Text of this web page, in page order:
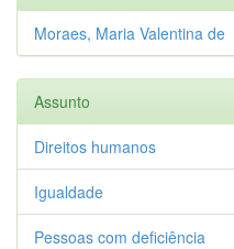
Moraes, Maria Valentina de
Assunto
Direitos humanos
Igualdade
Pessoas com deficiência